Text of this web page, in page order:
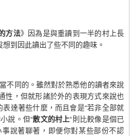
方法》因為是與重讀到一半的村上長
到因此讀出了些不同的趣味。
不同的。雖然對於熟悉他的讀者來說
性，但就形諸於外的表現方式來說也
表達著些什麼，而且會是“若非全部就
說。但“散文的村上“則比較像是個已
說著聊著，即便你對某些部份不認